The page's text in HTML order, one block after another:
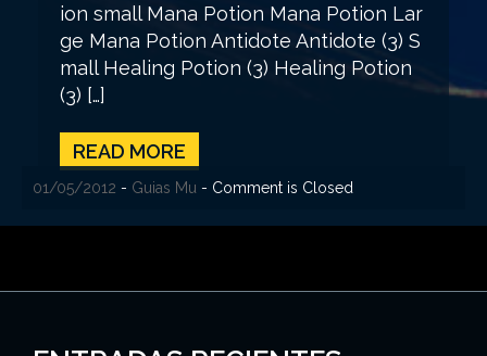
01/05/2012 - Guias Mu - Comment is Closed
ion small Mana Potion Mana Potion Lar
ge Mana Potion Antidote Antidote (3) S
mall Healing Potion (3) Healing Potion
(3) […]
READ MORE